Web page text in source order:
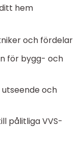
hem
och fördelar
för bygg- och
och
pålitliga VVS-